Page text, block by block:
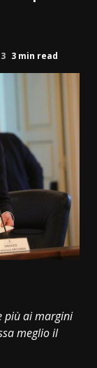
3 min read
più ai margini
meglio il